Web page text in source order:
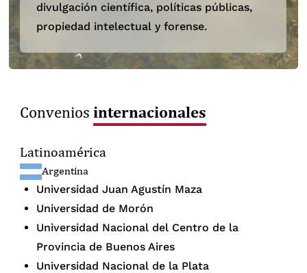
divulgación científica, políticas públicas,
propiedad intelectual y forense.
Conveniosinternacionales
Latinoamérica
Argentina
Universidad Juan Agustín Maza
Universidad de Morón
Universidad Nacional del Centro de la
Provincia de Buenos Aires
Universidad Nacional de la Plata